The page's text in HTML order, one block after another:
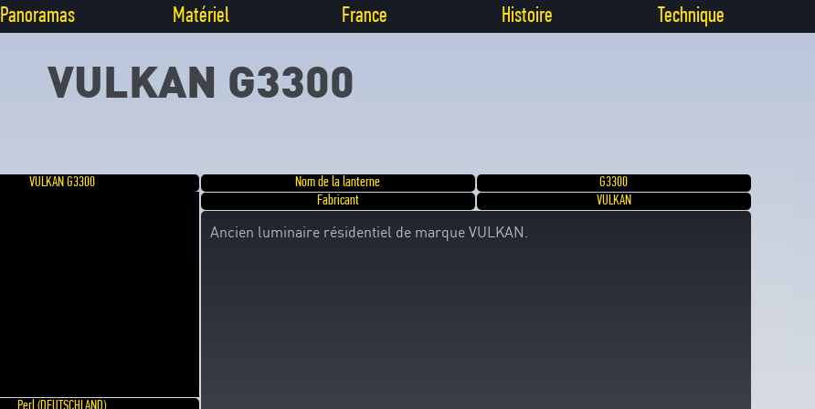
Panoramas Matériel France Histoire Technique
VULKAN G3300
VULKAN G3300 Nom de la lanterne
G3300
Fabricant
VULKAN
Ancien luminaire résidentiel de marque VULKAN.